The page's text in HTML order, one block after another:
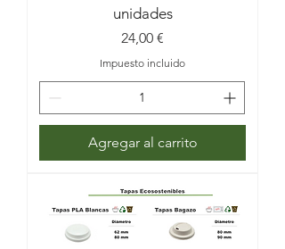
unidades
Precio
24,00 €
Impuesto incluido
Agregar al carrito